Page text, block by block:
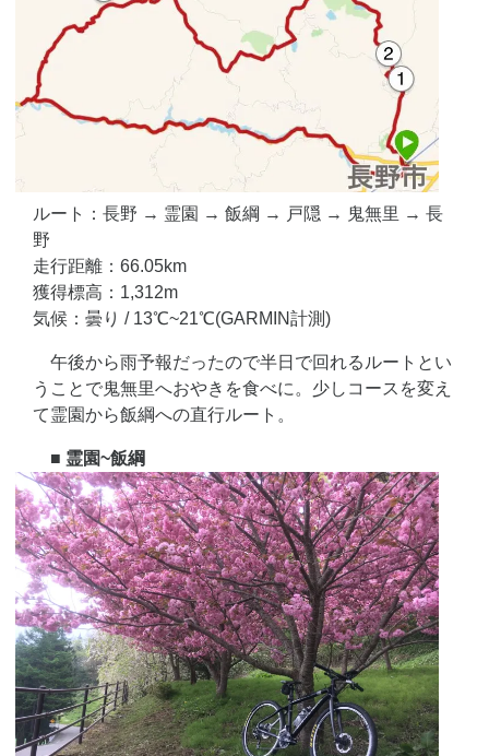
ルート：長野 → 霊園 → 飯綱 → 戸隠 → 鬼無里 → 長
野
走行距離：66.05km
獲得標高：1,312m
気候：曇り / 13℃~21℃(GARMIN計測)
午後から雨予報だったので半日で回れるルートとい
うことで鬼無里へおやきを食べに。少しコースを変え
て霊園から飯綱への直行ルート。
■ 霊園~飯綱